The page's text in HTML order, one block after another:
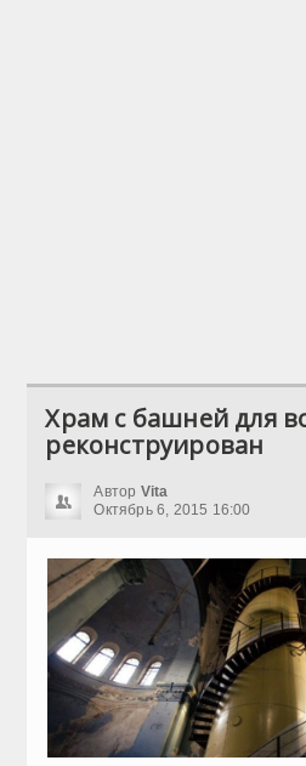
Храм с башней для
реконструирован
Автор Vita
Октябрь 6, 2015 16:00